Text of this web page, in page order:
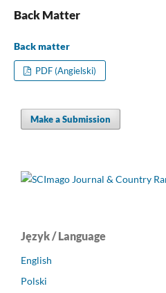
Back Matter
Back matter
PDF (Angielski)
Make a Submission
Język / Language
English
Polski